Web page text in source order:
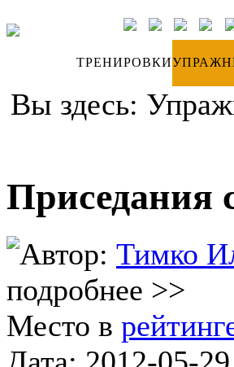
ТРЕНИРОВКИ
Вы здесь:
Приседания
Автор: Тимко
подробнее >>
Место в